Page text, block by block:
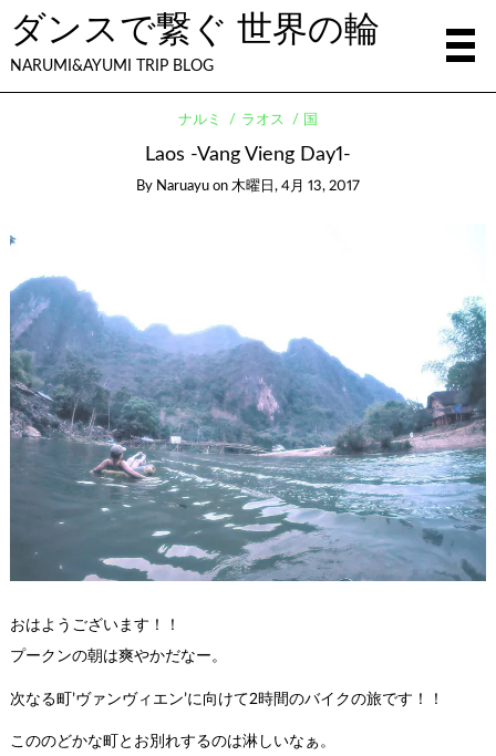
ダンスで繋ぐ 世界の輪
NARUMI&AYUMI TRIP BLOG
ナルミ ラオス 国
Laos -Vang Vieng Day1-
By Naruayu on 木曜日, 4月 13, 2017
おはようございます！！
プークンの朝は爽やかだなー。
次なる町’ヴァンヴィエン’に向けて2時間のバイクの旅です！！
こののどかな町とお別れするのは淋しいなぁ。